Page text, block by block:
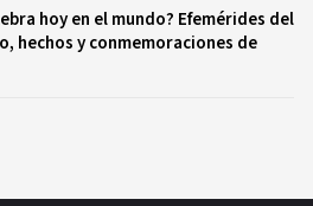
hoy en el mundo? Efemérides del
hechos y conmemoraciones de